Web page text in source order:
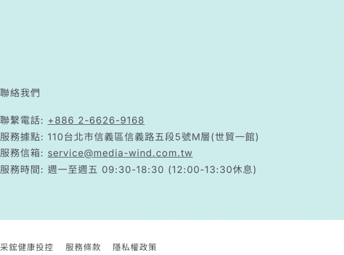
聯絡我們
聯繫電話: +886 2-6626-9168
服務據點: 110台北市信義區信義路五段5號M層(世貿一館)
服務信箱: service@media-wind.com.tw
服務時間: 週一至週五 09:30-18:30 (12:00-13:30休息)
采鋐健康投控 服務條款 隱私權政策